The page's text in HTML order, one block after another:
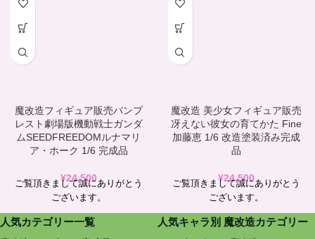
魔改造フィギュア販売バンプ
レスト劇場版機動戦士ガンダ
ムSEEDFREEDOMルナマリ
ア・ホーク 1/6 完成品
¥24,500
ご覧頂きまして誠にありがとう
ございます。
魔改造 美少女フィギュア販売
冴えない彼女の育てかた Fine
加藤恵 1/6 改造塗装済み完成
品
¥24,500
ご覧頂きまして誠にありがとう
ございます。
人気カテゴリー一覧 人気キャラ別 魔改造カテゴリー